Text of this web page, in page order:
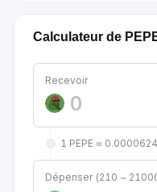
Calculateur de
Recevoir
1 PEPE ≈
Dépenser (210 ~